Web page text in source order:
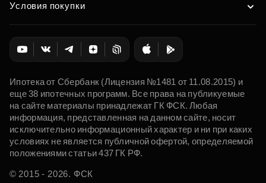
Условия покупки
Ипотека от Сбербанк (Лицензия №1481 от 11.08.2015) и
еще 38 ипотечных программ. Все права на публикуемые
на сайте материалы принадлежат ГК ФСК. Любая
информация, представленная на данном сайте, носит
исключительно информационный характер и ни при каких
условиях не является публичной офертой, определяемой
положениями статьи 437 ГК РФ.
© 2015 - 2026. ФСК